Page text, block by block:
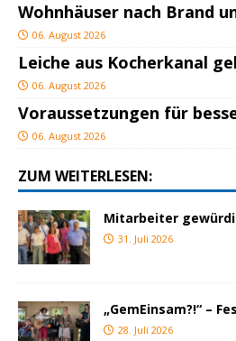
Wohnhäuser nach Brand
06. August 2026
Leiche aus Kocherkanal
06. August 2026
Voraussetzungen für
06. August 2026
ZUM WEITERLESEN:
Mitarbeiter
31. Juli 2026
„GemEinsam?!“ –
28. Juli 2026